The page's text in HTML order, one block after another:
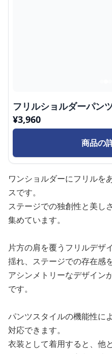
フリルショルダーパン
¥3,960
商品の
ワンショルダーにフリルを
スです。
ステージでの独創性と美し
集めています。
片方の肩を覆うフリルデザ
揺れ、ステージでの存在感
アシンメトリーなデザイン
です。
パンツスタイルの機能性に
対応できます。
衣装として着用すると、他